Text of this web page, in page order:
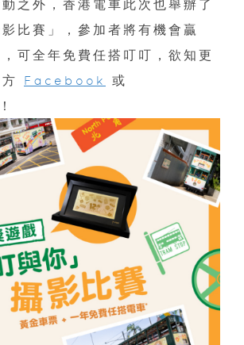
之外，香港電車此次也舉辦了
影比賽」，參加者將有機會贏
，可全年免費任搭叮叮，欲知更
Facebook
或
！